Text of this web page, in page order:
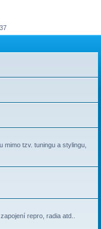
tzv. tuningu a stylingu,
repro, radia atd..